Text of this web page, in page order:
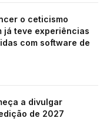
o ceticismo
já teve experiências
com software de
a divulgar
de 2027